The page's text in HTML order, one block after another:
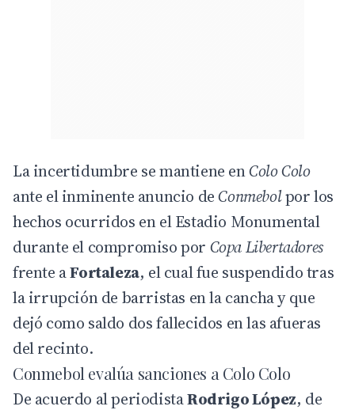
La incertidumbre se mantiene enColo Colo
ante el inminente anuncio deConmebolpor los
hechos ocurridos en el Estadio Monumental
durante el compromiso por Copa Libertadores
frente aFortaleza, el cual fue suspendido tras
la irrupción de barristas en la cancha y que
dejó como saldo dos fallecidos en las afueras
del recinto.
Conmebol evalúa sanciones a Colo Colo
De acuerdo al periodistaRodrigo López, de